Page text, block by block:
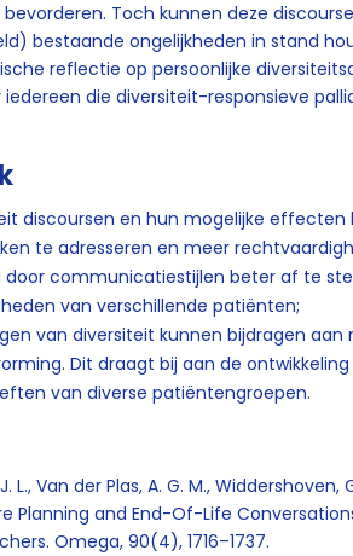
Toch kunnen deze
bestaande ongelijkheden in stand
reflectie op persoonlijke
die diversiteit-responsieve
discoursen en hun mogelijke effecten
te adresseren en meer
door communicatiestijlen beter af te
van verschillende patiënten;
van diversiteit kunnen bijdragen aan
Dit draagt bij aan de
van diverse patiëntengroepen.
L., Van der Plas, A. G. M., Widdershoven,
Planning and End-Of-Life
Omega, 90(4), 1716–1737.